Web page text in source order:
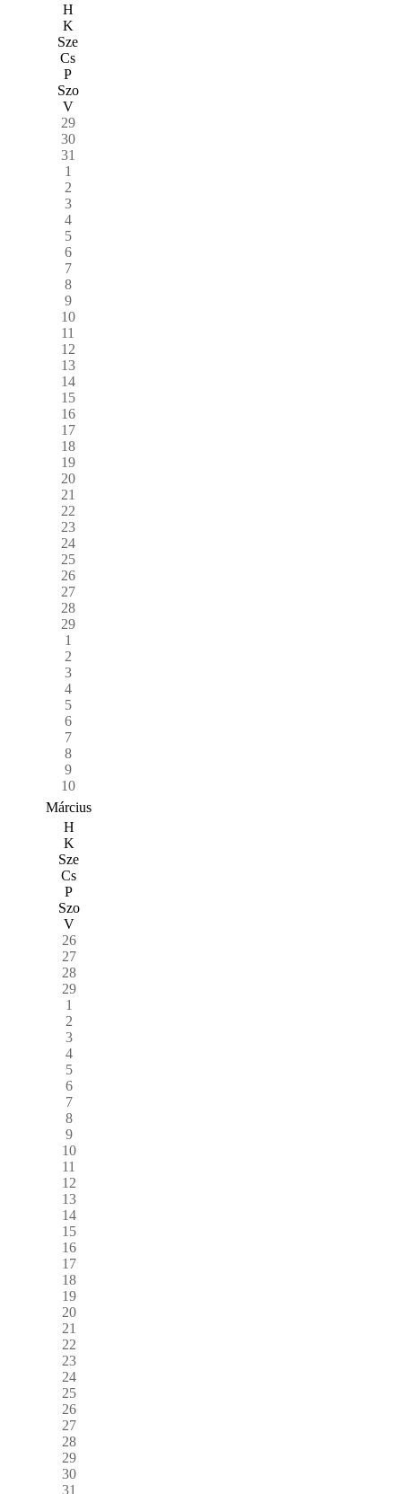
H
K
Sze
Cs
P
Szo
V
29
30
31
1
2
3
4
5
6
7
8
9
10
11
12
13
14
15
16
17
18
19
20
21
22
23
24
25
26
27
28
29
1
2
3
4
5
6
7
8
9
10
Március
H
K
Sze
Cs
P
Szo
V
26
27
28
29
1
2
3
4
5
6
7
8
9
10
11
12
13
14
15
16
17
18
19
20
21
22
23
24
25
26
27
28
29
30
31